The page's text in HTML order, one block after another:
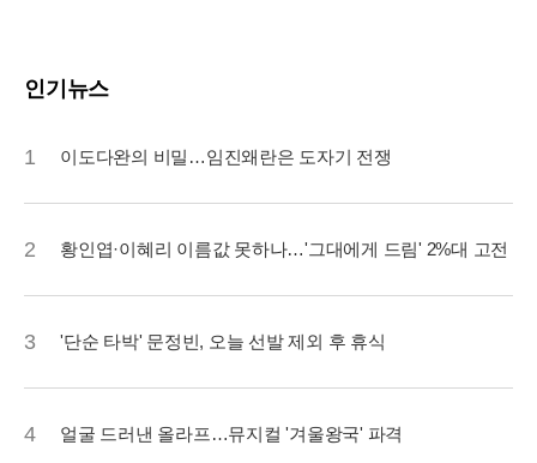
인기뉴스
1 이도다완의 비밀…임진왜란은 도자기 전쟁
2 황인엽·이혜리 이름값 못하나…'그대에게 드림' 2%대 고전
3 '단순 타박' 문정빈, 오늘 선발 제외 후 휴식
4 얼굴 드러낸 올라프…뮤지컬 '겨울왕국' 파격